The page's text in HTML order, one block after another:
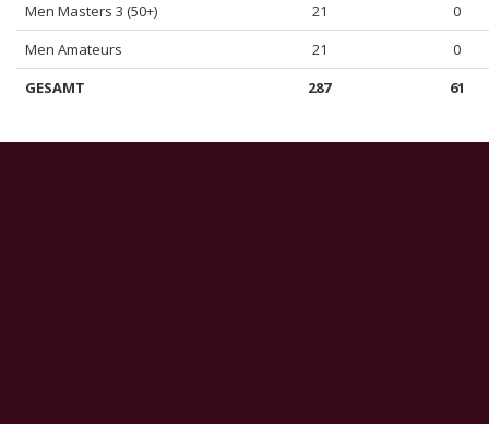
GESAMT 287 61
Men Masters 3 (50+)
21
0
Men Amateurs
21 0